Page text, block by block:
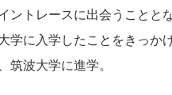
ントレースに出会うことと
学に入学したことをきっか
波大学に進学。